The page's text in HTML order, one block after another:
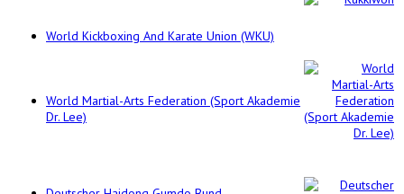
World Kickboxing And Karate Union (WKU)
World Martial-Arts Federation (Sport Akademie
Dr. Lee)